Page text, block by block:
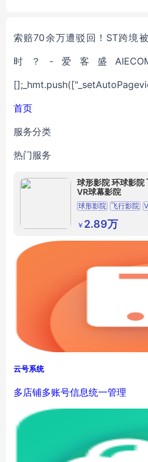
索赔70余万遭驳回！ST跨境
时？-爱客盛
首页
服务分类
热门服务
球形影院 环球影
VR球幕影院
球形影院 飞行影院
￥ 2.89万
云号系统
多店铺多账号信息统一管理